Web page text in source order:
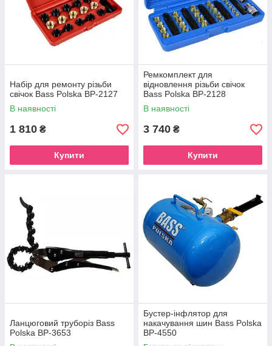
Набір для ремонту різьби
свічок Bass Polska BP-2127
В наявності
1 810 ₴
Купити
Ремкомплект для
відновлення різьби свічок
Bass Polska BP-2128
В наявності
3 740 ₴
Купити
Ланцюговий труборіз Bass
Polska BP-3653
Бустер-інфлятор для
накачування шин Bass Polska
BP-4550